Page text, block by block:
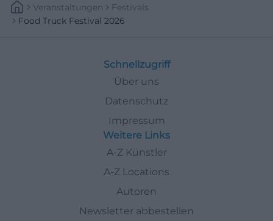
Veranstaltungen
Festivals
Food Truck Festival 2026
Schnellzugriff
Über uns
Datenschutz
Impressum
Weitere Links
A-Z Künstler
A-Z Locations
Autoren
Newsletter abbestellen